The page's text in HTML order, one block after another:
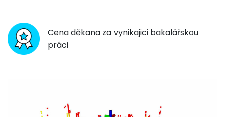
Cena děkana za vynikajici bakalářskou
práci